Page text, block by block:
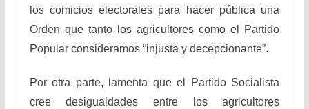
los comicios electorales para hacer pública una
Orden que tanto los agricultores como el Partido
Popular consideramos “injusta y decepcionante”.
Por otra parte, lamenta que el Partido Socialista
cree desigualdades entre los agricultores